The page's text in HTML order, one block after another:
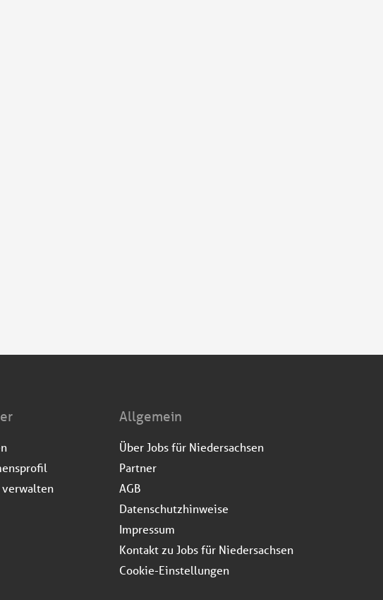
Allgemein
Über Jobs für Niedersachsen
Partner
AGB
Datenschutzhinweise
Impressum
Kontakt zu Jobs für Niedersachsen
Cookie-Einstellungen